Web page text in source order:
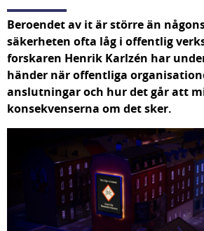
Beroendet av it är större än
säkerheten ofta låg i offentlig
forskaren Henrik Karlzén har
händer när offentliga
anslutningar och hur det går att
konsekvenserna om det sker.